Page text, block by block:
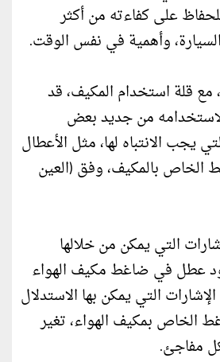
على كفاءته من أكثر
وأهمية في نفس الوقت.
مع قلة استخدام المكيف، قد
من جديد بعض
يجب الانتباه لها، مثل الأعطال
الخاص بالمكيف، وفق (العين
التي يمكن من خلالها
عطل في ضاغط مكيف الهواء
التي يمكن بها الاستدلال
الخاص بمكيف الهواء، تغير
مفاجئ.